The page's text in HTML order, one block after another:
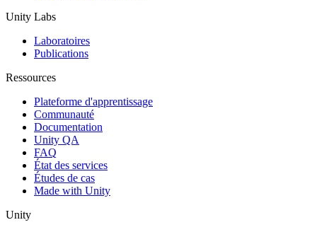
Unity Labs
Laboratoires
Publications
Ressources
Plateforme d'apprentissage
Communauté
Documentation
Unity QA
FAQ
État des services
Études de cas
Made with Unity
Unity